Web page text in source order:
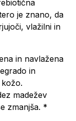
je znano, da
vlažilni in
in navlažena
in
madežev
zmanjša. *